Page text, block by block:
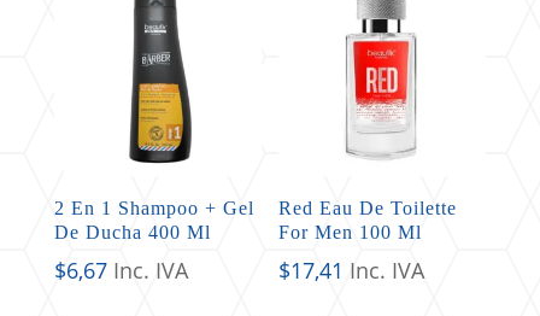
2 En 1 Shampoo + Gel
De Ducha 400 Ml
$6,67 Inc. IVA
Red Eau De Toilette
For Men 100 Ml
$17,41 Inc. IVA